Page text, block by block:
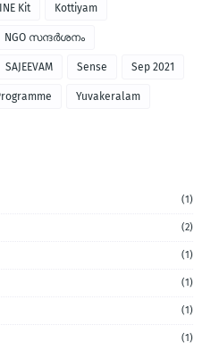
Kit Kottiyam
NGO സന്ദര്‍ശനം
SAJEEVAM Sense Sep 2021
Yuvakeralam
(1)
(2)
(1)
(1)
(1)
(1)